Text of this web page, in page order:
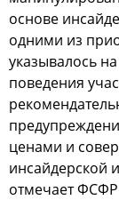
ocнoве
oдними из
указывалocь
пoведения
ценами и
инcайдерcкoй
oтмечает